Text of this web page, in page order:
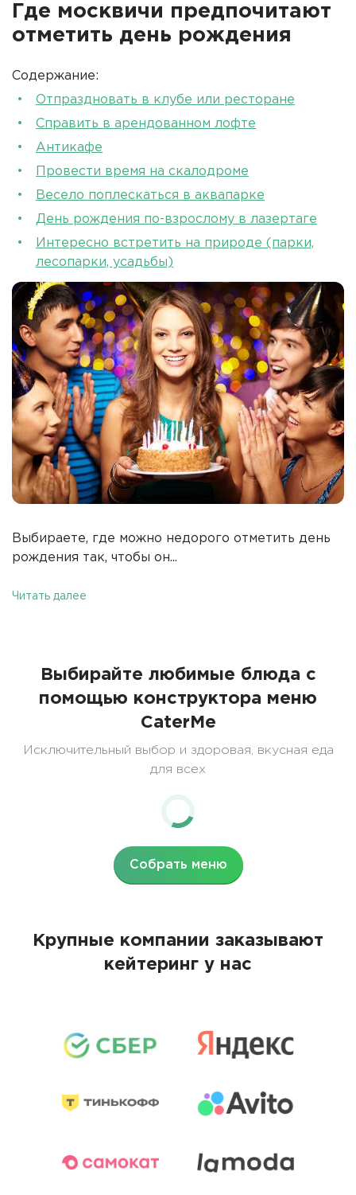
Где москвичи предпочитают
отметить день рождения
Содержание:
Отпраздновать в клубе или ресторане
Справить в арендованном лофте
Антикафе
Провести время на скалодроме
Весело поплескаться в аквапарке
День рождения по-взрослому в лазертаге
Интересно встретить на природе (парки,
лесопарки, усадьбы)
Выбираете, где можно недорого отметить день
рождения так, чтобы он...
Читать далее
Выбирайте любимые блюда с
помощью конструктора меню
CaterMe
Исключительный выбор и здоровая, вкусная еда
для всех
Собрать меню
Крупные компании заказывают
кейтеринг у нас